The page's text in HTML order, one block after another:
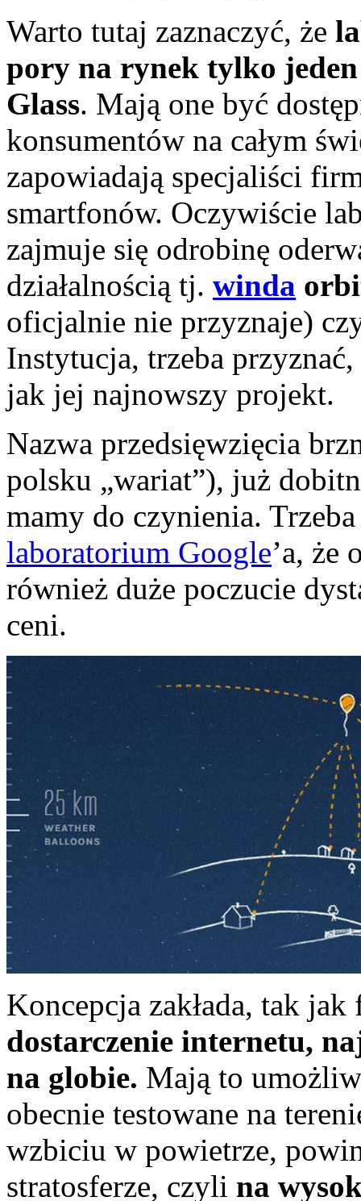
Warto tutaj zaznaczyć, że
pory na rynek tylko
Glass. Mają one być
konsumentów na całym
zapowiadają specjaliści
smartfonów. Oczywiście
zajmuje się odrobinę
działalnością tj. winda
oficjalnie nie przyznaje)
Instytucja, trzeba
jak jej najnowszy projekt.
Nazwa przedsięwzięcia
polsku „wariat”), już
mamy do czynienia.
laboratorium Google’a, że
również duże poczucie
ceni.
Koncepcja zakłada, tak
dostarczenie internetu,
na globie. Mają to
obecnie testowane na
wzbiciu w powietrze,
stratosferze, czyli na